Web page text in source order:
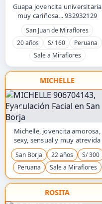
Guapa jovencita universitaria
muy cariñosa... 932932129
San Juan de Miraflores
20 años
S/ 160
Peruana
Sale a Miraflores
MICHELLE
TOP
Michelle, jovencita amorosa,
sexy, sensual y muy atrevida
San Borja 22 años
S/ 300
Peruana
Sale a Miraflores
ROSITA